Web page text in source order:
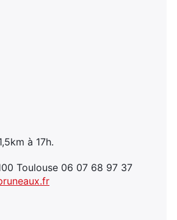
à 17h.
Toulouse 06 07 68 97 37